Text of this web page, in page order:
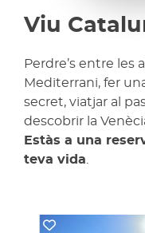
Viu
Perdre’s entre les
Mediterrani, fer
secret, viatjar al
descobrir la
Estàs a una
teva vida